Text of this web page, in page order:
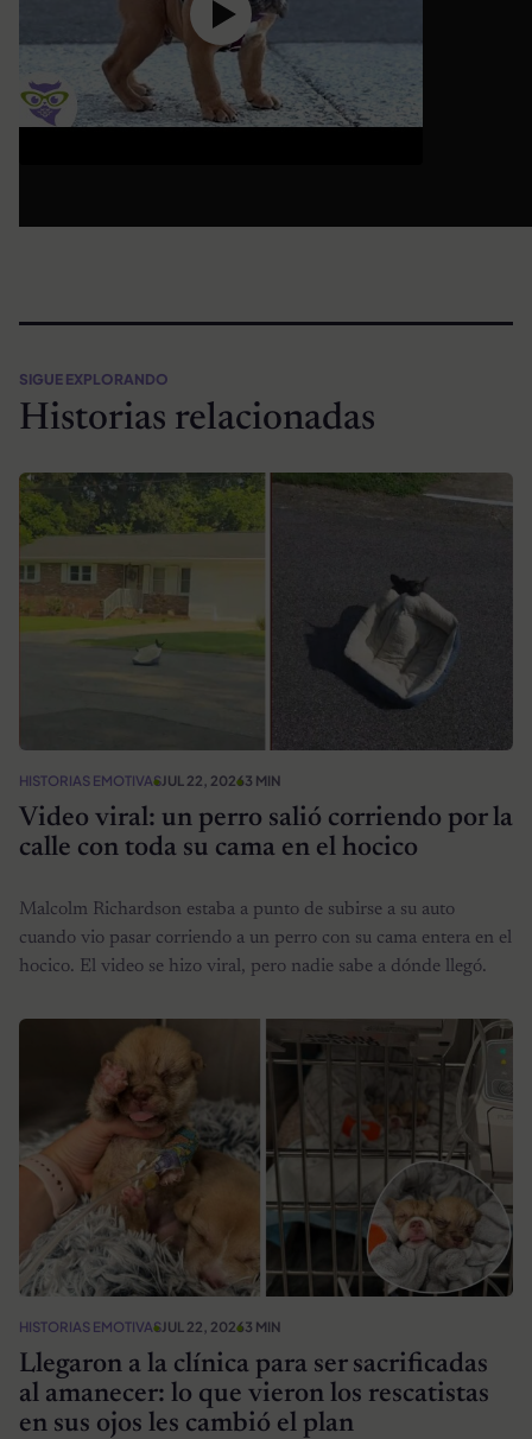
SIGUE EXPLORANDO
Historias relacionadas
HISTORIAS EMOTIVASJUL 22, 20263 MIN
Video viral: un perro salió corriendo por la
calle con toda su cama en el hocico
Malcolm Richardson estaba a punto de subirse a su auto
cuando vio pasar corriendo a un perro con su cama entera en el
hocico. El video se hizo viral, pero nadie sabe a dónde llegó.
HISTORIAS EMOTIVASJUL 22, 20263 MIN
Llegaron a la clínica para ser sacrificadas
al amanecer: lo que vieron los rescatistas
en sus ojos les cambió el plan